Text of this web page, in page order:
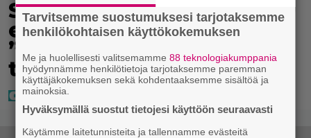
Sara ja Mikko Parikka
etsivät uutta kotia –
”Seuraavaan kotiin
tämmöinen”
Tarvitsemme suostumuksesi tarjotaksemme
henkilökohtaisen käyttökokemuksen
Me ja huolellisesti valitsemamme88 teknologiakumppania
hyödynnämme henkilötietoja tarjotaksemme paremman
käyttäjäkokemuksen sekä kohdentaaksemme sisältöä ja
mainoksia.
Hyväksymällä suostut tietojesi käyttöön seuraavasti
Käytämme laitetunnisteita ja tallennamme evästeitä